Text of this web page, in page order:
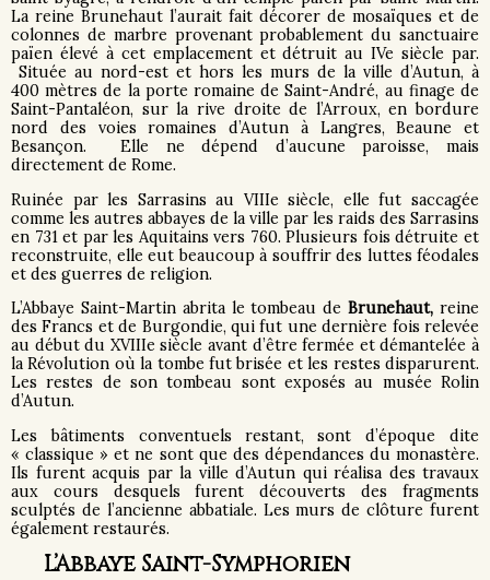
La reine Brunehaut l’aurait fait décorer de mosaïques et de
colonnes de marbre provenant probablement du sanctuaire
païen élevé à cet emplacement et détruit au IVe siècle par.
Située au nord-est et hors les murs de la ville d’Autun, à
400 mètres de la porte romaine de Saint-André, au finage de
Saint-Pantaléon, sur la rive droite de l’Arroux, en bordure
nord des voies romaines d’Autun à Langres, Beaune et
Besançon. Elle ne dépend d’aucune paroisse, mais
directement de Rome.
Ruinée par les Sarrasins au VIIIe siècle, elle fut saccagée
comme les autres abbayes de la ville par les raids des Sarrasins
en 731 et par les Aquitains vers 760. Plusieurs fois détruite et
reconstruite, elle eut beaucoup à souffrir des luttes féodales
et des guerres de religion.
L’Abbaye Saint-Martin abrita le tombeau deBrunehaut, reine
des Francs et de Burgondie, qui fut une dernière fois relevée
au début du XVIIIe siècle avant d’être fermée et démantelée à
la Révolution où la tombe fut brisée et les restes disparurent.
Les restes de son tombeau sont exposés au musée Rolin
d’Autun.
Les bâtiments conventuels restant, sont d’époque dite
« classique » et ne sont que des dépendances du monastère.
Ils furent acquis par la ville d’Autun qui réalisa des travaux
aux cours desquels furent découverts des fragments
sculptés de l’ancienne abbatiale. Les murs de clôture furent
également restaurés.
L’Abbaye Saint-Symphorien